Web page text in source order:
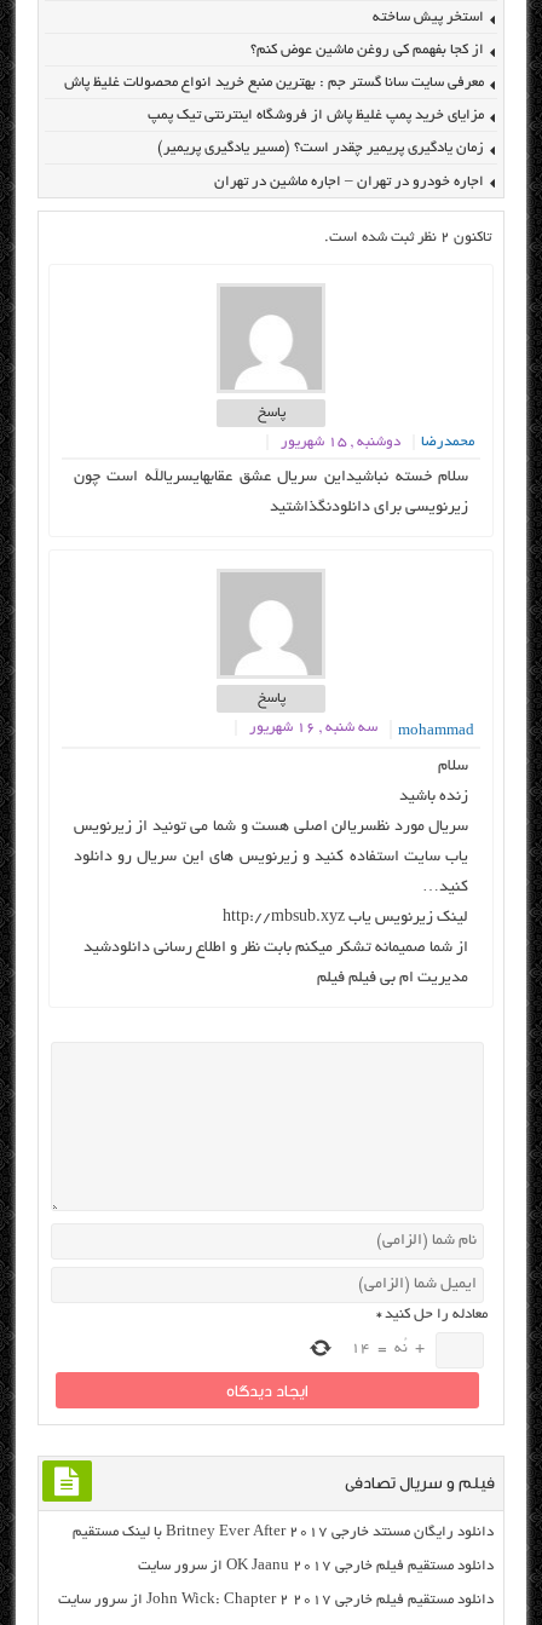
استخر پیش ساخته
از کجا بفهمم کی روغن ماشین عوض کنم؟
معرفی سایت سانا گستر جم : بهترین منبع خرید انواع محصولات غلیظ پاش
مزایای خرید پمپ غلیظ پاش از فروشگاه اینترنتی تیک پمپ
زمان یادگیری پریمیر چقدر است؟ (مسیر یادگیری پریمیر)
اجاره خودرو در تهران – اجاره ماشین در تهران
تاکنون 2 نظر ثبت شده است.
پاسخ
محمدرضا
دوشنبه , ۱۵ شهریور
سلام خسته نباشيداين سریال عشق عقابهايسریالله است چون
زيرنويسي برای دانلودنگذاشتيد
پاسخ
mohammad سه شنبه , ۱۶ شهریور
سلام
زنده باشید
سریال مورد نظسریالن اصلی هست و شما می تونید از زیرنویس
یاب سایت استفاده کنید و زیرنویس های این سریال رو دانلود
کنید…
لینک زیرنویس یاب http://mbsub.xyz
از شما صمیمانه تشکر میکنم بابت نظر و اطلاع رسانی دانلودشید
مدیریت ام بی فیلم فیلم
معادله را حل کنید*
+ نُه =
14
فیلم و سریال تصادفی
دانلود رایگان مسنتد خارجی Britney Ever After 2017 با لینک مستقیم
دانلود مستقیم فیلم خارجی OK Jaanu 2017 از سرور سایت
دانلود مستقیم فیلم خارجی John Wick: Chapter 2 2017 از سرور سایت